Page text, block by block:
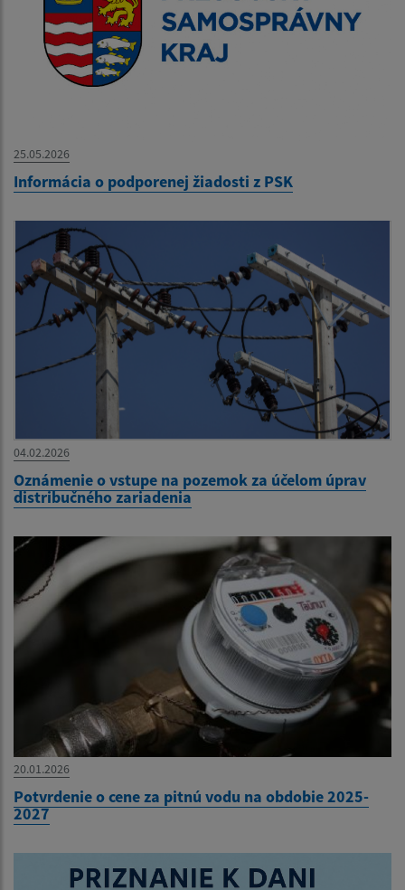
25.05.2026
Informácia o podporenej žiadosti z PSK
04.02.2026
Oznámenie o vstupe na pozemok za účelom úprav
distribučného zariadenia
20.01.2026
Potvrdenie o cene za pitnú vodu na obdobie 2025-
2027